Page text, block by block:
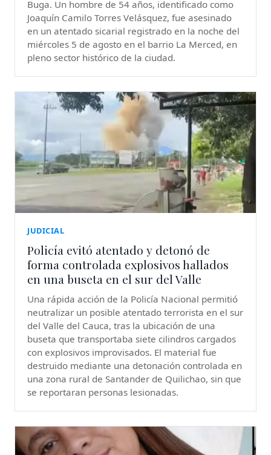
Buga. Un hombre de 54 años, identificado como
Joaquín Camilo Torres Velásquez, fue asesinado
en un atentado sicarial registrado en la noche del
miércoles 5 de agosto en el barrio La Merced, en
pleno sector histórico de la ciudad.
JUDICIAL
Policía evitó atentado y detonó de
forma controlada explosivos hallados
en una buseta en el sur del Valle
Una rápida acción de la Policía Nacional permitió
neutralizar un posible atentado terrorista en el sur
del Valle del Cauca, tras la ubicación de una
buseta que transportaba siete cilindros cargados
con explosivos improvisados. El material fue
destruido mediante una detonación controlada en
una zona rural de Santander de Quilichao, sin que
se reportaran personas lesionadas.